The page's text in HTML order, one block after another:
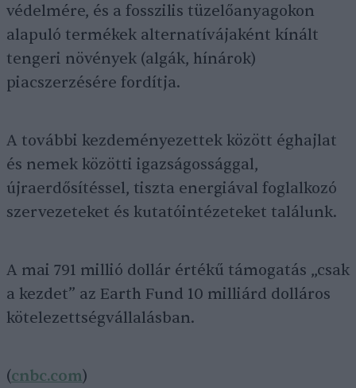
védelmére, és a fosszilis tüzelőanyagokon
alapuló termékek alternatívájaként kínált
tengeri növények (algák, hínárok)
piacszerzésére fordítja.
A további kezdeményezettek között éghajlat
és nemek közötti igazságossággal,
újraerdősítéssel, tiszta energiával foglalkozó
szervezeteket és kutatóintézeteket találunk.
A mai 791 millió dollár értékű támogatás „csak
a kezdet” az Earth Fund 10 milliárd dolláros
kötelezettségvállalásban.
(cnbc.com)